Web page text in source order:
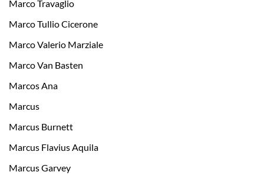
Marco Travaglio
Marco Tullio Cicerone
Marco Valerio Marziale
Marco Van Basten
Marcos Ana
Marcus
Marcus Burnett
Marcus Flavius Aquila
Marcus Garvey